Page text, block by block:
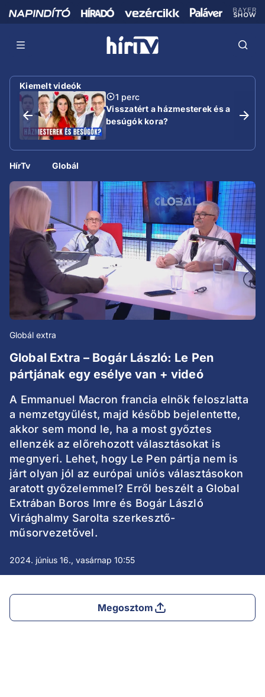
Kiemelt videók
1 perc
Visszatért a házmesterek és a
besúgók kora?
HírTv Globál
Globál extra
Global Extra – Bogár László: Le Pen
pártjának egy esélye van + videó
A Emmanuel Macron francia elnök feloszlatta
a nemzetgyűlést, majd később bejelentette,
akkor sem mond le, ha a most győztes
ellenzék az előrehozott választásokat is
megnyeri. Lehet, hogy Le Pen pártja nem is
járt olyan jól az európai uniós választásokon
aratott győzelemmel? Erről beszélt a Global
Extrában Boros Imre és Bogár László
Virághalmy Sarolta szerkesztő-
műsorvezetővel.
2024. június 16., vasárnap 10:55
Megosztom